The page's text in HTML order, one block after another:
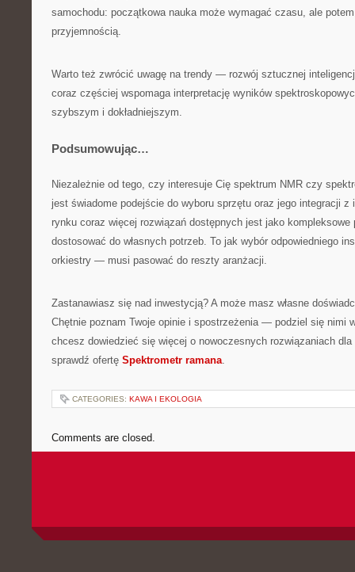
samochodu: początkowa nauka może wymagać czasu, ale
przyjemnością.
Warto też zwrócić uwagę na trendy — rozwój sztucznej
coraz częściej wspomaga interpretację wyników
szybszym i dokładniejszym.
Podsumowując…
Niezależnie od tego, czy interesuje Cię spektrum NMR czy
jest świadome podejście do wyboru sprzętu oraz jego integracji
rynku coraz więcej rozwiązań dostępnych jest jako kompleksowe
dostosować do własnych potrzeb. To jak wybór odpowiedniego
orkiestry — musi pasować do reszty aranżacji.
Zastanawiasz się nad inwestycją? A może masz własne
Chętnie poznam Twoje opinie i spostrzeżenia — podziel się nimi
chcesz dowiedzieć się więcej o nowoczesnych rozwiązaniach dla
sprawdź ofertę Spektrometr ramana.
CATEGORIES: KAWA I EKOLOGIA
Comments are closed.